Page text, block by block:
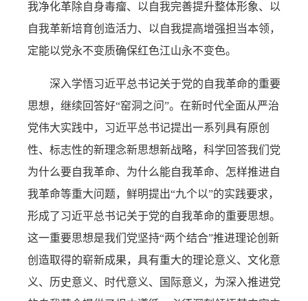
我净化革除自身毒瘤、以自我完善提升整体形象、以
自我革新培育创造活力、以自我提高增强担当本领，
定能以党永不变质确保红色江山永不变色。
深入学悟习近平总书记关于党的自我革命的重要
思想，继续回答好“窑洞之问”。在新时代全面从严治
党伟大实践中，习近平总书记提出一系列具有原创
性、标志性的新理念新思想新战略，科学回答我们党
为什么要自我革命、为什么能自我革命、怎样推进自
我革命等重大问题，鲜明提出“九个以”的实践要求，
形成了习近平总书记关于党的自我革命的重要思想。
这一重要思想是我们党坚持“两个结合”推进理论创新
创造取得的崭新成果，具有重大的理论意义、文化意
义、历史意义、时代意义、国际意义，为深入推进党